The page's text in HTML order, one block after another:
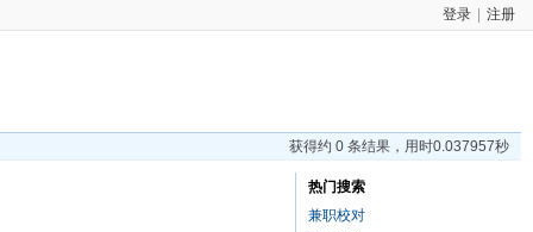
登录 注册
获得约 0 条结果，用时0.037957秒
热门搜索
兼职校对